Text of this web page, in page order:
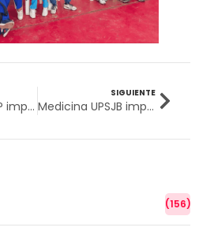
UPSJB y SUNARP impulsan formación profesional de calidad con nuevo convenio institucional
SIGUIENTE
Medicina UPSJB impulsa la promoción del derecho a la salud del adulto mayor
(156)